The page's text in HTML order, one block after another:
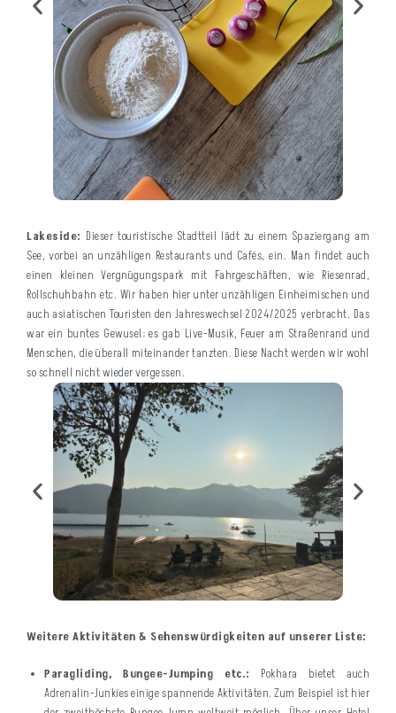
Lakeside: Dieser touristische Stadtteil lädt zu einem Spaziergang am
See, vorbei an unzähligen Restaurants und Cafés, ein. Man findet auch
einen kleinen Vergnügungspark mit Fahrgeschäften, wie Riesenrad,
Rollschuhbahn etc. Wir haben hier unter unzähligen Einheimischen und
auch asiatischen Touristen den Jahreswechsel 2024/2025 verbracht. Das
war ein buntes Gewusel: es gab Live-Musik, Feuer am Straßenrand und
Menschen, die überall miteinander tanzten. Diese Nacht werden wir wohl
so schnell nicht wieder vergessen.
Weitere Aktivitäten & Sehenswürdigkeiten auf unserer Liste:
Paragliding, Bungee-Jumping etc.:
Pokhara bietet auch
Adrenalin-Junkies einige spannende Aktivitäten. Zum Beispiel ist hier